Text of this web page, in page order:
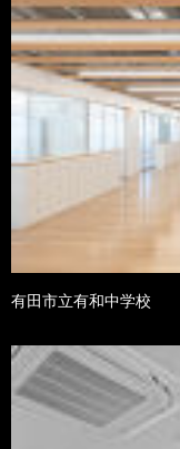
有田市立有和中学校